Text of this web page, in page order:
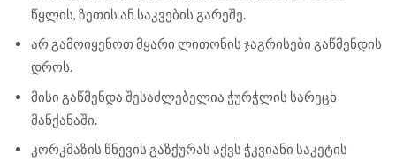
წყლის, ზეთის ან საკვების გარეშე.
არ გამოიყენოთ მყარი ლითონის ჯაგრისები გაწმენდის
დროს.
მისი გაწმენდა შესაძლებელია ჭურჭლის სარეცხ
მანქანაში.
კორკმაზის წნევის გაზქურას აქვს ჭკვიანი საკეტის